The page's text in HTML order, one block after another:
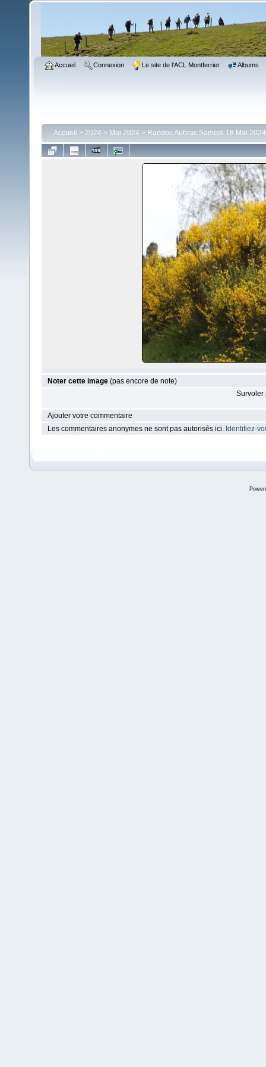
Accueil Connexion Le site de l'ACL Montferrier Albums
Accueil > 2024 > Mai 2024 > Randos Aubrac Samedi 18 Mai
Noter cette image (pas encore de note)
Survoler
Ajouter votre commentaire
Les commentaires anonymes ne sont pas autorisés ici. Identifiez-